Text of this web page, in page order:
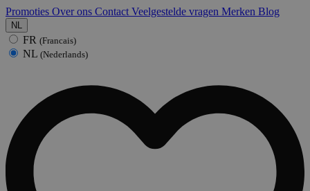
Promoties Over ons Contact Veelgestelde vragen Merken Blog
NL
FR (Francais)
NL (Nederlands)